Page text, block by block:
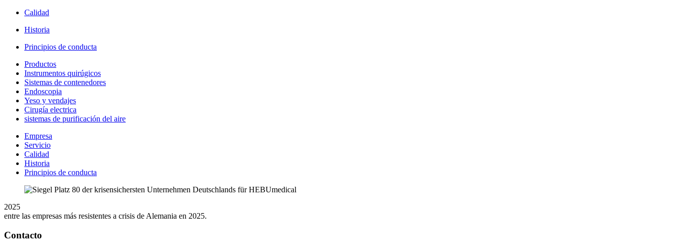
Calidad
Historia
Principios de conducta
Productos
Instrumentos quirúgicos
Sistemas de contenedores
Endoscopia
Yeso y vendajes
Cirugía electrica
sistemas de purificación del aire
Empresa
Servicio
Calidad
Historia
Principios de conducta
2025
entre las empresas más resistentes a crisis de Alemania en 2025.
Contacto